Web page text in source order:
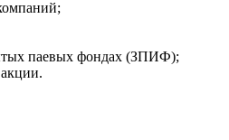
паевых фондах (ЗПИФ);